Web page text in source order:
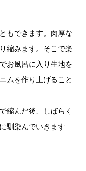
もできます。肉厚な
縮みます。そこで楽
お風呂に入り生地を
ムを作り上げること
縮んだ後、しばらく
馴染んでいきます